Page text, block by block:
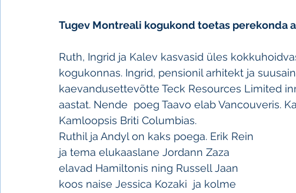
Tugev Montreali kogukond toetas perekonda
Ruth, Ingrid ja Kalev kasvasid üles
kogukonnas. Ingrid, pensionil arhitekt ja
kaevandusettevõtte Teck Resources Limited
aastat. Nende  poeg Taavo elab Vancouveris.
Kamloopsis Briti Columbias.
Ruthil ja Andyl on kaks poega. Erik Rein
ja tema elukaaslane Jordann Zaza
elavad Hamiltonis ning Russell Jaan
koos naise Jessica Kozaki  ja kolme